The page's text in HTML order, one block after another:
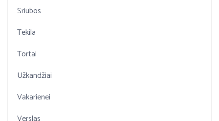
Sriubos
Tekila
Tortai
Užkandžiai
Vakarienei